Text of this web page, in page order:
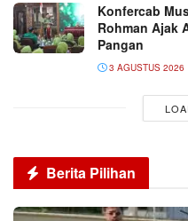
Konfercab
Rohman Ajak
Pangan
3 AGUSTUS 2026
Berita Pilihan